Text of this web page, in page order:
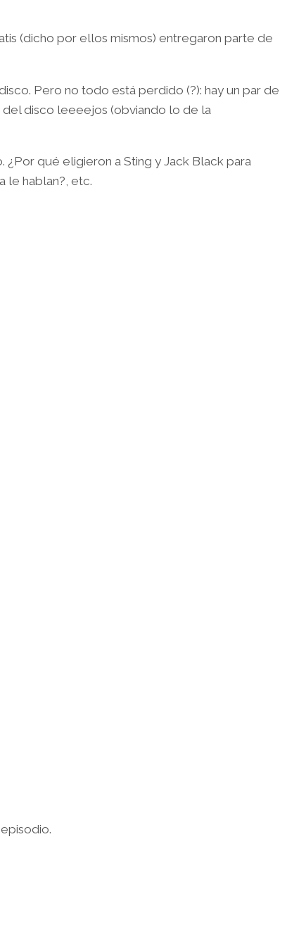
(dicho por ellos mismos) entregaron parte de
Pero no todo está perdido (?): hay un par de
del disco leeeejos (obviando lo de la
¿Por qué eligieron a Sting y Jack Black para
le hablan?, etc.